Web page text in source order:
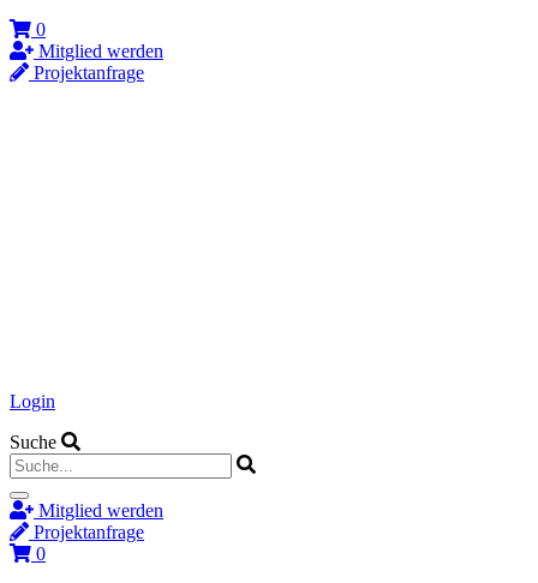
0
Mitglied werden
Projektanfrage
Login
Suche
Mitglied werden
Projektanfrage
0